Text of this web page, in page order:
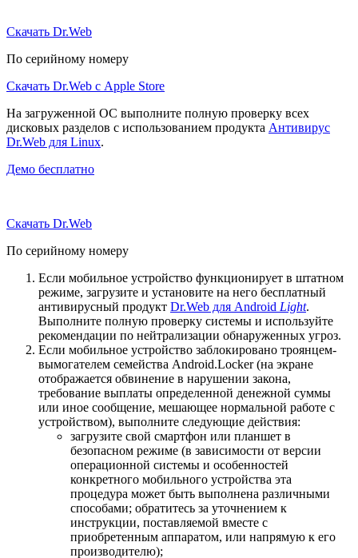
Скачать Dr.Web
По серийному номеру
Скачать Dr.Web с Apple Store
На загруженной ОС выполните полную проверку всех
дисковых разделов с использованием продукта Антивирус
Dr.Web для Linux.
Демо бесплатно
Скачать Dr.Web
По серийному номеру
Если мобильное устройство функционирует в штатном
режиме, загрузите и установите на него бесплатный
антивирусный продукт Dr.Web для Android Light.
Выполните полную проверку системы и используйте
рекомендации по нейтрализации обнаруженных угроз.
Если мобильное устройство заблокировано троянцем-
вымогателем семейства Android.Locker (на экране
отображается обвинение в нарушении закона,
требование выплаты определенной денежной суммы
или иное сообщение, мешающее нормальной работе с
устройством), выполните следующие действия:
загрузите свой смартфон или планшет в
безопасном режиме (в зависимости от версии
операционной системы и особенностей
конкретного мобильного устройства эта
процедура может быть выполнена различными
способами; обратитесь за уточнением к
инструкции, поставляемой вместе с
приобретенным аппаратом, или напрямую к его
производителю);